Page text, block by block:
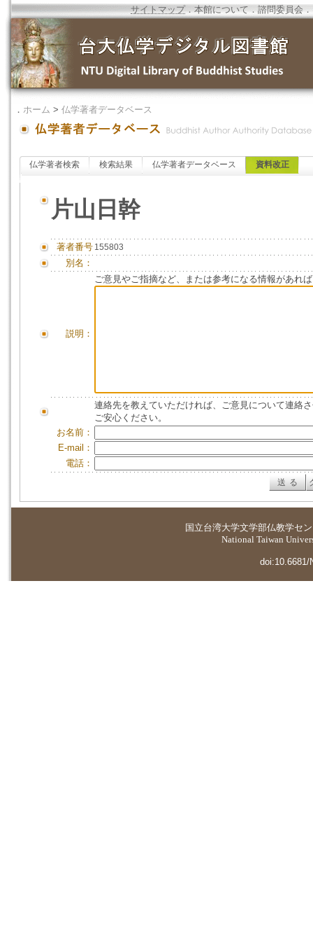
サイトマップ．本館について ．諮問委員会 ．
． ホーム > 仏学著者データベース
仏学著者検索 検索結果 仏学著者データベース 資料改正
片山日幹
著者番号 155803
別名：
説明：
ご意見やご指摘など、または参考になる情報があれ
連絡先を教えていただければ、ご意見について連絡
ご安心ください。
お名前：
E-mail：
電話：
国立台湾大学文学部仏教学セ
National Taiwan
doi:10.6681/